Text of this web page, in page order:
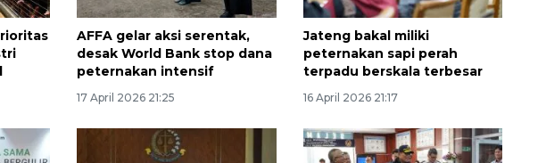
AFFA gelar aksi serentak,
desak World Bank stop dana
peternakan intensif
17 April 2026 21:25
Jateng bakal miliki
peternakan sapi perah
terpadu berskala terbesar
16 April 2026 21:17